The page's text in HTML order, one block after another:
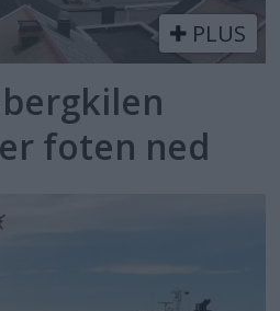
PLUS
foten ned